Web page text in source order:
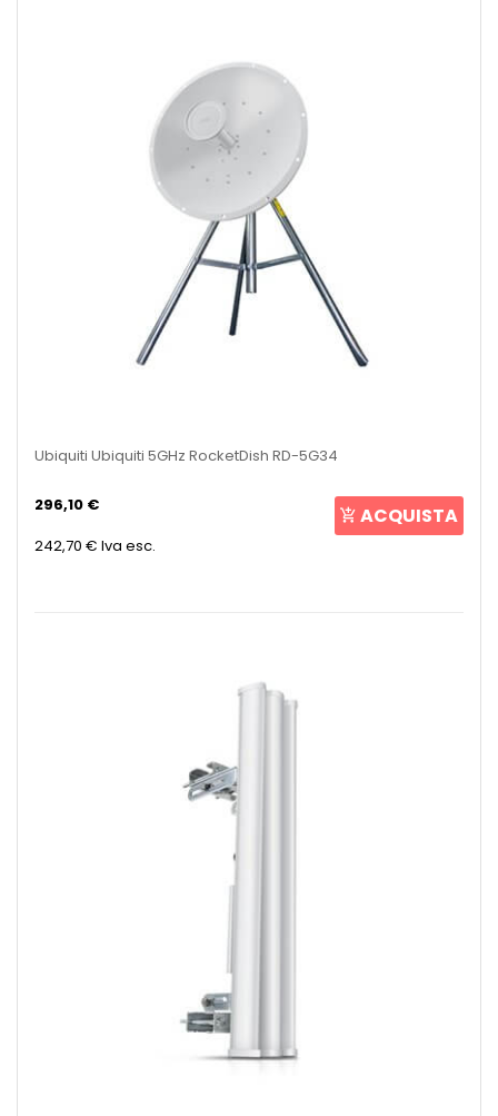
Ubiquiti Ubiquiti 5GHz RocketDish RD-5G34
296,10 €
242,70 € Iva esc.
ACQUISTA